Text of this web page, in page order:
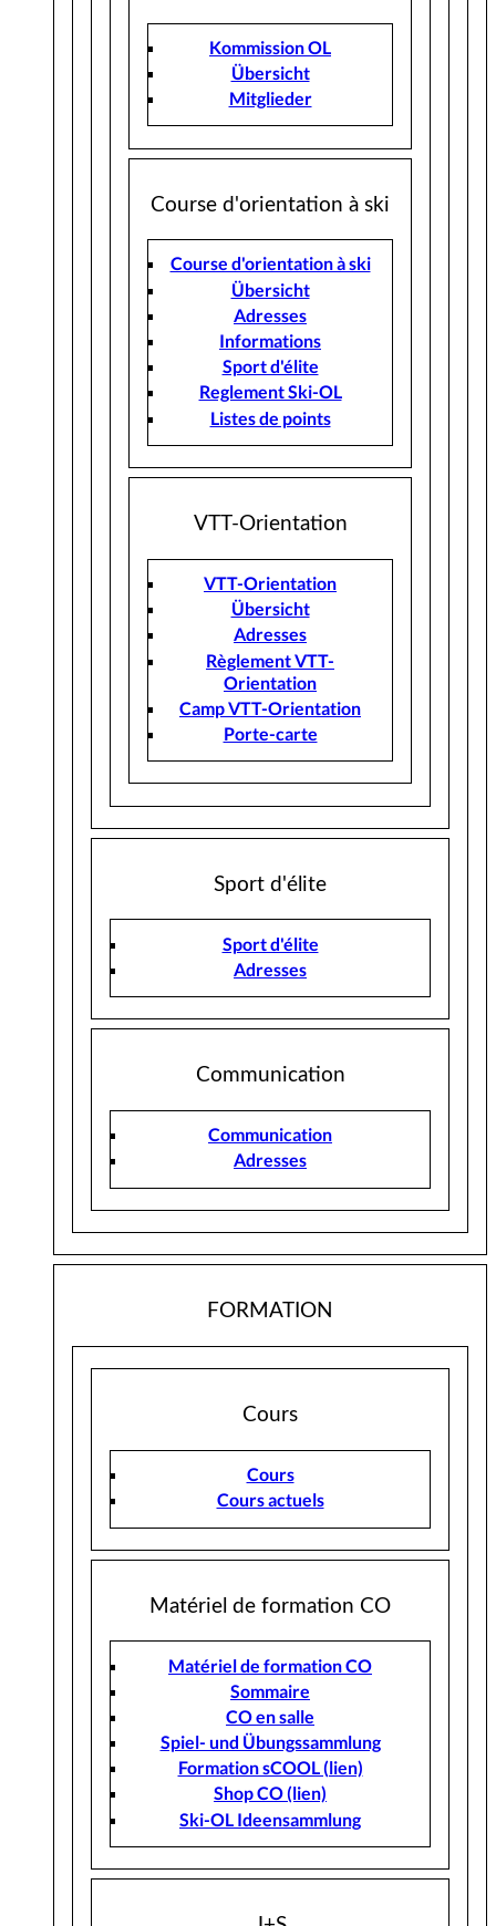
Kommission OL
Übersicht
Mitglieder
Course d'orientation à ski
Course d'orientation à ski
Übersicht
Adresses
Informations
Sport d'élite
Reglement Ski-OL
Listes de points
VTT-Orientation
VTT-Orientation
Übersicht
Adresses
Règlement VTT-
Orientation
Camp VTT-Orientation
Porte-carte
Sport d'élite
Sport d'élite
Adresses
Communication
Communication
Adresses
FORMATION
Cours
Cours
Cours actuels
Matériel de formation CO
Matériel de formation CO
Sommaire
CO en salle
Spiel- und Übungssammlung
Formation sCOOL (lien)
Shop CO (lien)
Ski-OL Ideensammlung